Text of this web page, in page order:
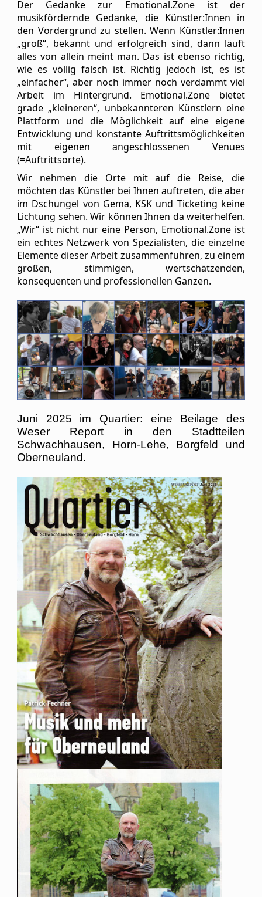
uns
an!
On
Tour
Partner
Warenkorb
RoofTop
Venues/Termine
Der Gedanke zur Emotional.Zone ist der
musikfördernde Gedanke, die Künstler:Innen in
den Vordergrund zu stellen. Wenn Künstler:Innen
„groß“, bekannt und erfolgreich sind, dann läuft
alles von allein meint man. Das ist ebenso richtig,
wie es völlig falsch ist. Richtig jedoch ist, es ist
„einfacher“, aber noch immer noch verdammt viel
Arbeit im Hintergrund. Emotional.Zone bietet
grade „kleineren“, unbekannteren Künstlern eine
Plattform und die Möglichkeit auf eine eigene
Entwicklung und konstante Auftrittsmöglichkeiten
mit eigenen angeschlossenen Venues
(=Auftrittsorte).
Wir nehmen die Orte mit auf die Reise, die
möchten das Künstler bei Ihnen auftreten, die aber
im Dschungel von Gema, KSK und Ticketing keine
Lichtung sehen. Wir können Ihnen da weiterhelfen.
„Wir“ ist nicht nur eine Person, Emotional.Zone ist
ein echtes Netzwerk von Spezialisten, die einzelne
Elemente dieser Arbeit zusammenführen, zu einem
großen, stimmigen, wertschätzenden,
konsequenten und professionellen Ganzen.
Juni 2025 im Quartier: eine Beilage des
Weser Report in den Stadtteilen
Schwachhausen, Horn-Lehe, Borgfeld und
Oberneuland.